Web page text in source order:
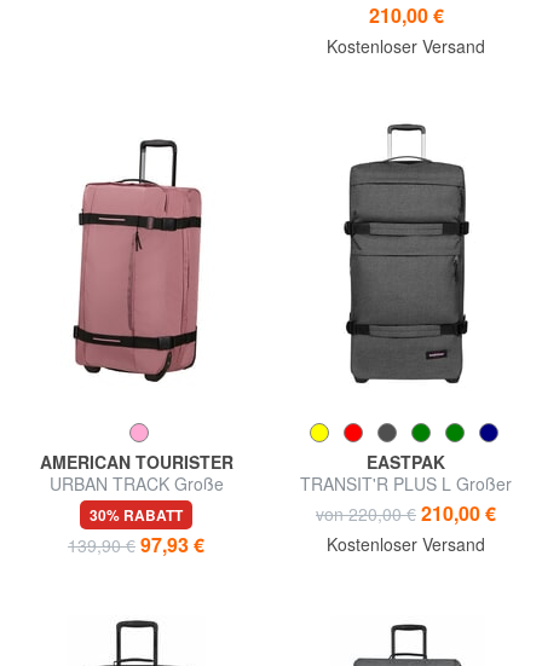
210,00 €
Kostenloser Versand
AMERICAN TOURISTER
URBAN TRACK Große
Trolley-Tasche
30% RABATT
139,90 € 97,93 €
EASTPAK
TRANSIT'R PLUS L Großer
Einkaufswagen
von 220,00 € 210,00 €
Kostenloser Versand